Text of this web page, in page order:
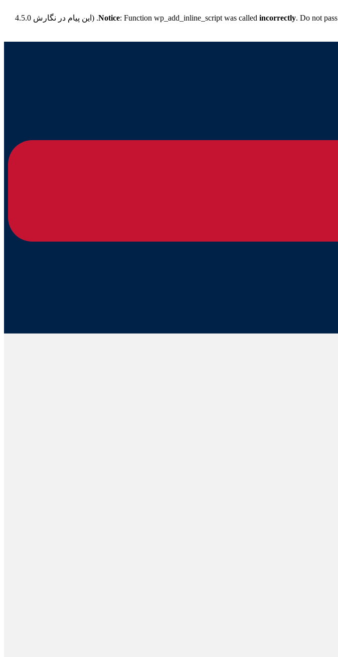
Notice: Function wp_add_inline_script was called incorrectly. Do not pass
for more information. (این پیام در نگارش 4.5.0